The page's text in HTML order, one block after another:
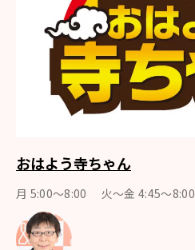
おはよう寺ちゃん
月 5:00～8:00 火～金 4:45～8:00